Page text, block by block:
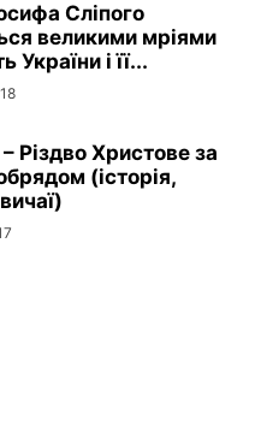
Сліпого
великими мріями
України і її...
Різдво Христове за
(історія,